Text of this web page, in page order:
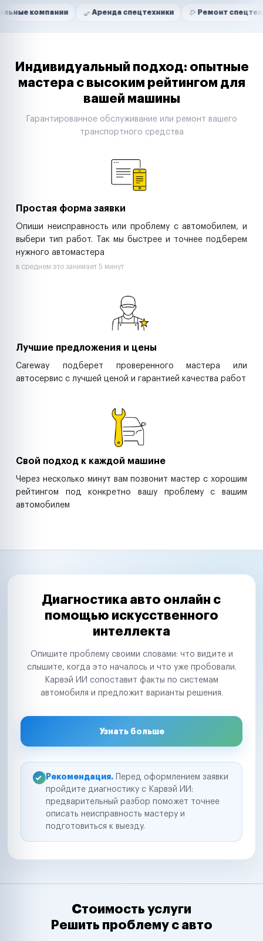
Нам доверяют
Аренда спецтехники Ремонт спецтехники
Маркетплейсы
Таксопарки
Автодилеры
Строительные компании
Аренда спецтехники
Индивидуальный подход: опытные
мастера с высоким рейтингом для
вашей машины
Гарантированное обслуживание или ремонт вашего
транспортного средства
Простая форма заявки
Опиши неисправность или проблему с автомобилем, и
выбери тип работ. Так мы быстрее и точнее подберем
нужного автомастера
в среднем это занимает 5 минут
Лучшие предложения и цены
Careway подберет проверенного мастера или
автосервис с лучшей ценой и гарантией качества работ
Свой подход к каждой машине
Через несколько минут вам позвонит мастер с хорошим
рейтингом под конкретно вашу проблему с вашим
автомобилем
Диагностика авто онлайн с
помощью искусственного
интеллекта
Опишите проблему своими словами: что видите и
слышите, когда это началось и что уже пробовали.
Карвэй ИИ сопоставит факты по системам
автомобиля и предложит варианты решения.
Узнать больше
Рекомендация. Перед оформлением заявки
пройдите диагностику с Карвэй ИИ:
предварительный разбор поможет точнее
описать неисправность мастеру и
подготовиться к выезду.
Стоимость услуги
Решить проблему с авто